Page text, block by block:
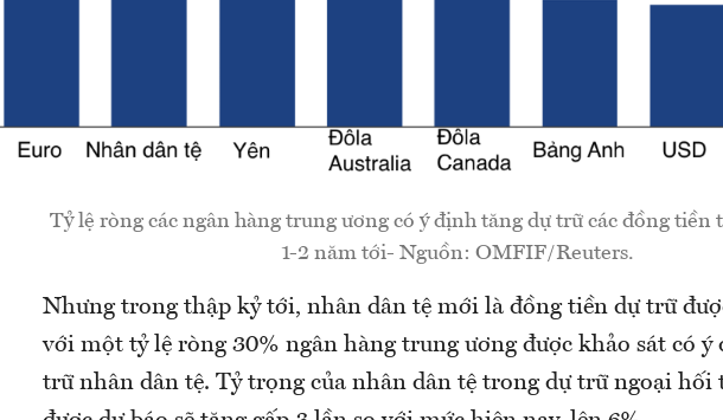
Tỷ lệ ròng các ngân hàng trung ương có ý định tăng dự trữ các đồng tiền
1-2 năm tới- Nguồn: OMFIF/Reuters.
Nhưng trong thập kỷ tới, nhân dân tệ mới là đồng tiền dự trữ
với một tỷ lệ ròng 30% ngân hàng trung ương được khảo sát có ý
trữ nhân dân tệ. Tỷ trọng của nhân dân tệ trong dự trữ ngoại hối